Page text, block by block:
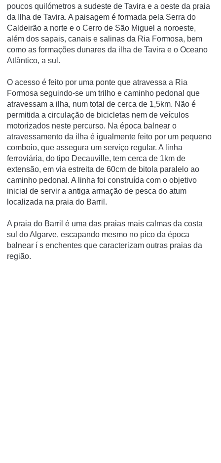
poucos quilómetros a sudeste de Tavira e a oeste da praia
da Ilha de Tavira. A paisagem é formada pela Serra do
Caldeirão a norte e o Cerro de São Miguel a noroeste,
além dos sapais, canais e salinas da Ria Formosa, bem
como as formações dunares da ilha de Tavira e o Oceano
Atlântico, a sul.
O acesso é feito por uma ponte que atravessa a Ria
Formosa seguindo-se um trilho e caminho pedonal que
atravessam a ilha, num total de cerca de 1,5km. Não é
permitida a circulação de bicicletas nem de veí­culos
motorizados neste percurso. Na época balnear o
atravessamento da ilha é igualmente feito por um pequeno
comboio, que assegura um serviço regular. A linha
ferroviária, do tipo Decauville, tem cerca de 1km de
extensão, em via estreita de 60cm de bitola paralelo ao
caminho pedonal. A linha foi construí­da com o objetivo
inicial de servir a antiga armação de pesca do atum
localizada na praia do Barril.
A praia do Barril é uma das praias mais calmas da costa
sul do Algarve, escapando mesmo no pico da época
balnear í s enchentes que caracterizam outras praias da
região.